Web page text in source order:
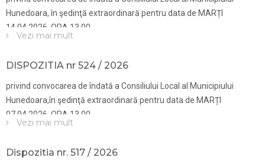
Hunedoara, în şedinţă extraordinară pentru data de MARȚI
14.04.2026, ORA 13.00
Vezi mai mult
DISPOZITIA nr 524 / 2026
privind convocarea de îndată a Consiliului Local al Municipiului
Hunedoara,în şedinţă extraordinară pentru data de MARȚI
07.04.2026, ORA 13.00
Vezi mai mult
Dispozitia nr. 517 / 2026